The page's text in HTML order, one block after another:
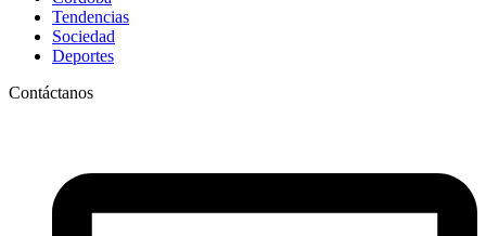
Tendencias
Sociedad
Deportes
Contáctanos